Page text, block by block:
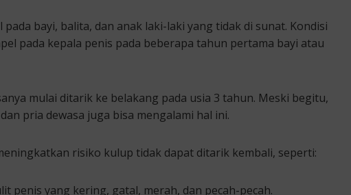
bayi, balita, dan anak laki-laki yang tidak di sunat. Kondisi
pada kepala penis pada beberapa tahun pertama bayi atau
mulai ditarik ke belakang pada usia 3 tahun. Meski begitu,
pria dewasa juga bisa mengalami hal ini.
risiko kulup tidak dapat ditarik kembali, seperti:
penis yang kering, gatal, merah, dan pecah-pecah.